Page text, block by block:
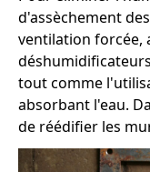
d'assèchement
ventilation forcée,
tout comme
absorbant l'eau.
de réédifier les